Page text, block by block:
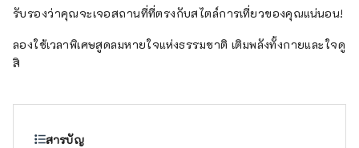
รับรองว่าคุณจะเจอสถานที่ที่ตรงกับสไตล์การเที่ยวของคุณแน่นอน!
ลองใช้เวลาพิเศษสูดลมหายใจแห่งธรรมชาติ เติมพลังทั้งกายและใจดู
สิ
สารบัญ